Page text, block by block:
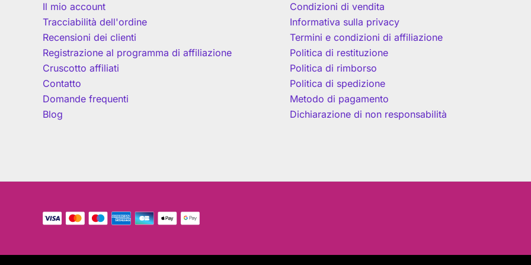
Il mio account
Tracciabilità dell'ordine
Recensioni dei clienti
Registrazione al programma di affiliazione
Cruscotto affiliati
Contatto
Domande frequenti
Blog
Condizioni di vendita
Informativa sulla privacy
Termini e condizioni di affiliazione
Politica di restituzione
Politica di rimborso
Politica di spedizione
Metodo di pagamento
Dichiarazione di non responsabilità